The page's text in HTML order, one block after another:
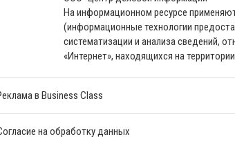
На информационном ресурсе
(информационные технологии
систематизации и анализа сведений,
«Интернет», находящихся на
в Business Class
на обработку данных